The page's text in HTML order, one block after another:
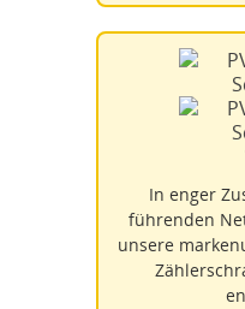
In enger
führenden
unsere